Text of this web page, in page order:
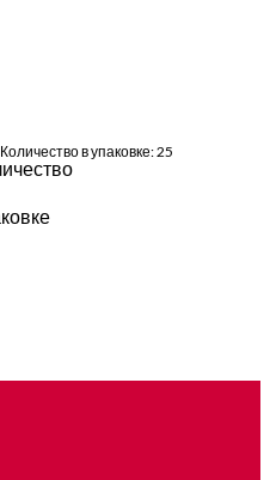
Количество в упаковке: 25